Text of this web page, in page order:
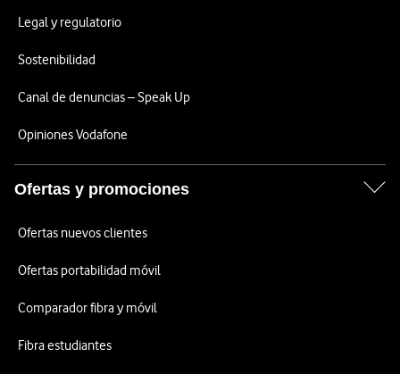
Legal y regulatorio
Sostenibilidad
Canal de denuncias – Speak Up
Opiniones Vodafone
Ofertas y promociones
Ofertas nuevos clientes
Ofertas portabilidad móvil
Comparador fibra y móvil
Fibra estudiantes